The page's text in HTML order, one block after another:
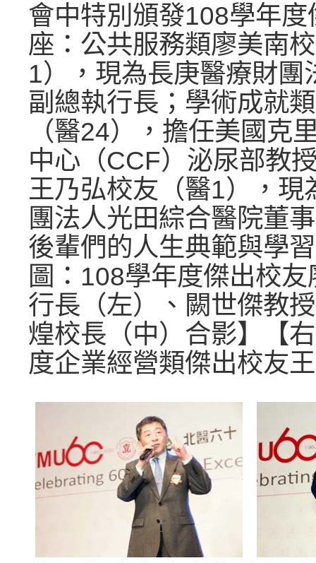
會中特別頒發108學年度
座：公共服務類廖美南
1），現為長庚醫療財團
副總執行長；學術成就
（醫24），擔任美國克
中心（CCF）泌尿部教
王乃弘校友（醫1），現
團法人光田綜合醫院董
後輩們的人生典範與學
圖：108學年度傑出校
行長（左）、闕世傑教
煌校長（中）合影】【
度企業經營類傑出校友